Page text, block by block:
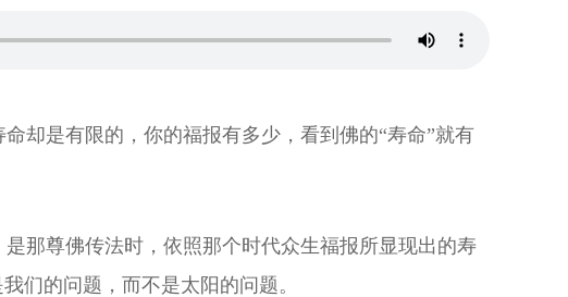
却是有限的，你的福报有多少，看到佛的“寿命”就有
那尊佛传法时，依照那个时代众生福报所显现出的寿
们的问题，而不是太阳的问题。